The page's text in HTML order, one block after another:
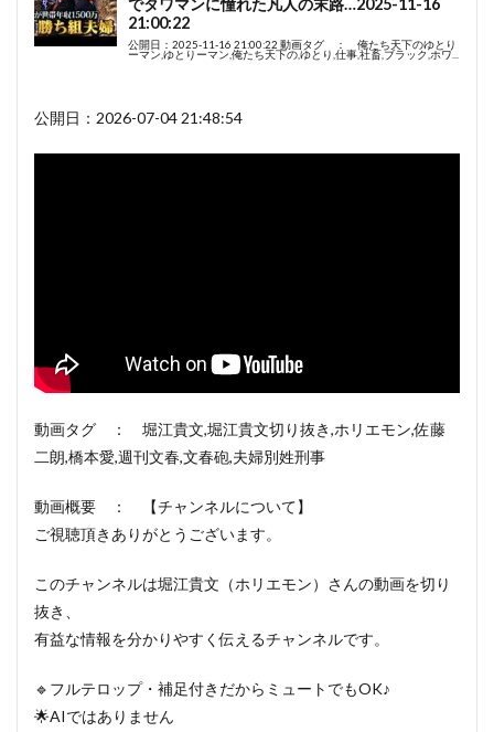
公開日：2026-07-04 21:48:54
動画タグ ： 堀江貴文,堀江貴文切り抜き,ホリエモン,佐藤
二朗,橋本愛,週刊文春,文春砲,夫婦別姓刑事
動画概要 ： 【チャンネルについて】
ご視聴頂きありがとうございます。
このチャンネルは堀江貴文（ホリエモン）さんの動画を切り
抜き、
有益な情報を分かりやすく伝えるチャンネルです。
🔹フルテロップ・補足付きだからミュートでもOK♪
🌟AIではありません